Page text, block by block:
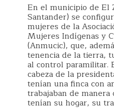
En el municipio de El
Santander) se
mujeres de la
Mujeres Indígenas y
(Anmucic), que,
tenencia de la tierra,
al control paramilitar.
cabeza de la
tenían una finca con
trabajaban de manera
tenían su hogar, su